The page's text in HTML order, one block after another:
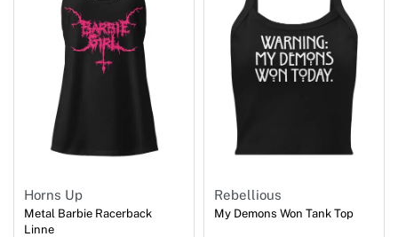
Horns Up
Metal Barbie Racerback
Linne
Rebellious
My Demons Won Tank Top